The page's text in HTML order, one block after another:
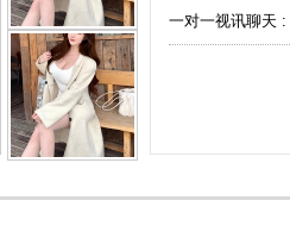
一对一视讯聊天 :